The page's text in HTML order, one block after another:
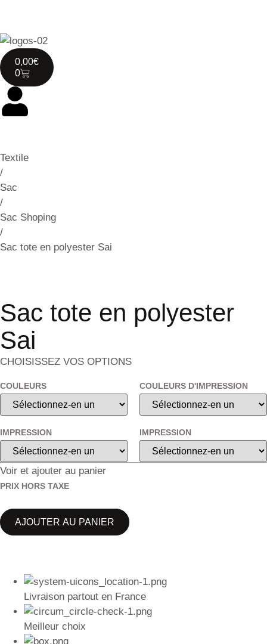
0,00€
0
Textile
/
Sac
/
Sac Shoping
/
Sac tote en polyester Sai
Sac tote en polyester
Sai
CHOISISSEZ VOS OPTIONS
COULEURS COULEURS D'IMPRESSION
IMPRESSION IMPRESSION
Voir et ajouter au panier
PRIX HORS TAXE
AJOUTER AU PANIER
Livraison partout en France
Meilleur choix